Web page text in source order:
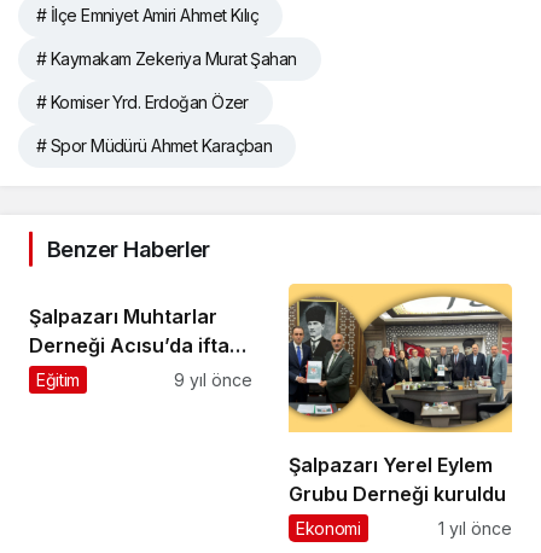
# İlçe Emniyet Amiri Ahmet Kılıç
# Kaymakam Zekeriya Murat Şahan
# Komiser Yrd. Erdoğan Özer
# Spor Müdürü Ahmet Karaçban
Benzer Haberler
Şalpazarı Muhtarlar
Derneği Acısu’da iftar
düzenledi
Eğitim 9 yıl önce
Şalpazarı Yerel Eylem
Grubu Derneği kuruldu
Ekonomi 1 yıl önce